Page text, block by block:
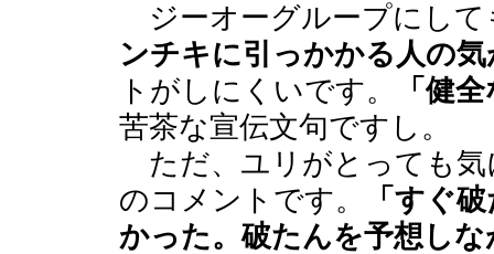
ジーオーグループにして
ンチキに引っかかる人の
トがしにくいです。
「健
苦茶な宣伝文句ですし。
ただ、ユリがとっても気
のコメントです。
「すぐ
かった。破たんを予想し